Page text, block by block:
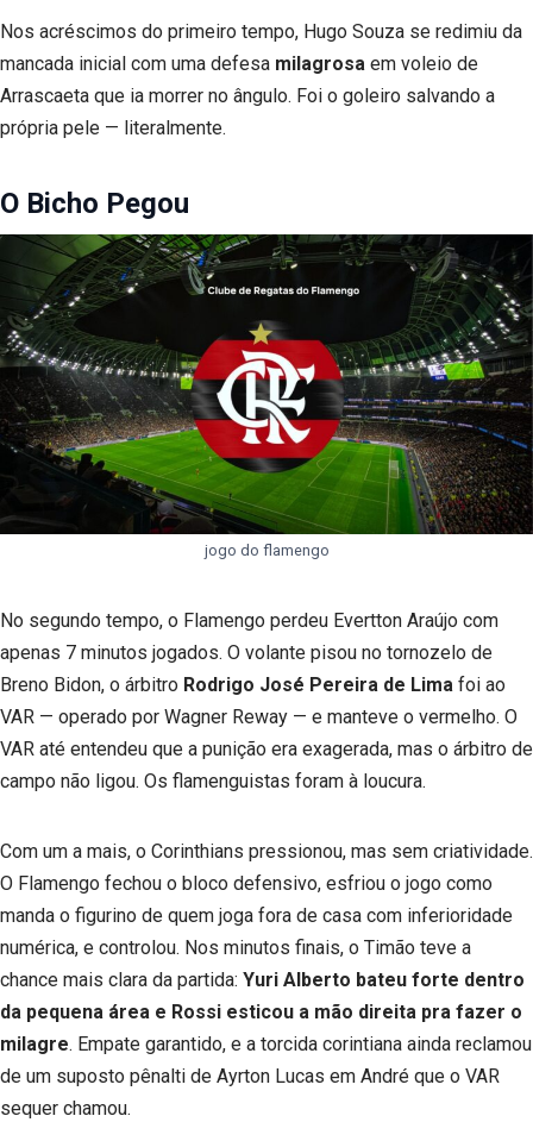
Nos acréscimos do primeiro tempo, Hugo Souza se redimiu da
mancada inicial com uma defesa milagrosa em voleio de
Arrascaeta que ia morrer no ângulo. Foi o goleiro salvando a
própria pele — literalmente.
O Bicho Pegou
jogo do flamengo
No segundo tempo, o Flamengo perdeu Evertton Araújo com
apenas 7 minutos jogados. O volante pisou no tornozelo de
Breno Bidon, o árbitro Rodrigo José Pereira de Lima foi ao
VAR — operado por Wagner Reway — e manteve o vermelho. O
VAR até entendeu que a punição era exagerada, mas o árbitro de
campo não ligou. Os flamenguistas foram à loucura.
Com um a mais, o Corinthians pressionou, mas sem criatividade.
O Flamengo fechou o bloco defensivo, esfriou o jogo como
manda o figurino de quem joga fora de casa com inferioridade
numérica, e controlou. Nos minutos finais, o Timão teve a
chance mais clara da partida: Yuri Alberto bateu forte dentro
da pequena área e Rossi esticou a mão direita pra fazer o
milagre. Empate garantido, e a torcida corintiana ainda reclamou
de um suposto pênalti de Ayrton Lucas em André que o VAR
sequer chamou.